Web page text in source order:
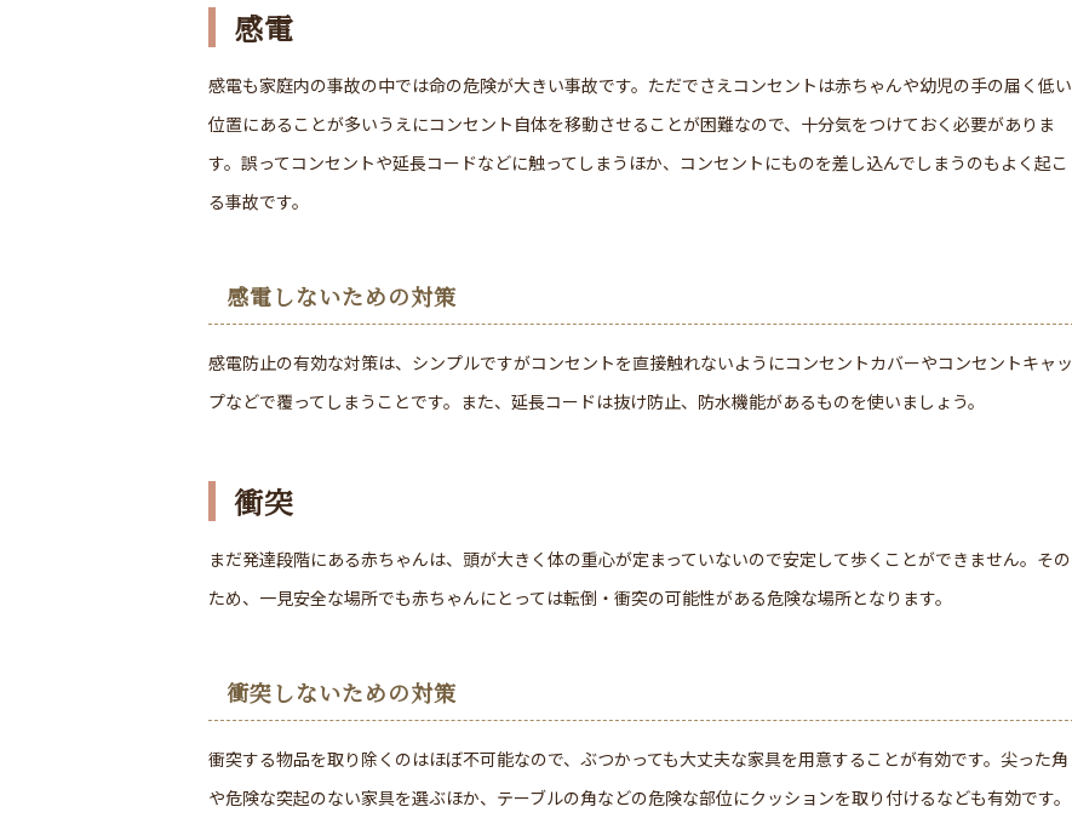
感電
感電も家庭内の事故の中では命の危険が大きい事故です。ただでさえコンセントは赤ちゃんや幼児の手の届く低い
位置にあることが多いうえにコンセント自体を移動させることが困難なので、十分気をつけておく必要がありま
す。誤ってコンセントや延長コードなどに触ってしまうほか、コンセントにものを差し込んでしまうのもよく起こ
る事故です。
感電しないための対策
感電防止の有効な対策は、シンプルですがコンセントを直接触れないようにコンセントカバーやコンセントキャッ
プなどで覆ってしまうことです。また、延長コードは抜け防止、防水機能があるものを使いましょう。
衝突
まだ発達段階にある赤ちゃんは、頭が大きく体の重心が定まっていないので安定して歩くことができません。その
ため、一見安全な場所でも赤ちゃんにとっては転倒・衝突の可能性がある危険な場所となります。
衝突しないための対策
衝突する物品を取り除くのはほぼ不可能なので、ぶつかっても大丈夫な家具を用意することが有効です。尖った角
や危険な突起のない家具を選ぶほか、テーブルの角などの危険な部位にクッションを取り付けるなども有効です。